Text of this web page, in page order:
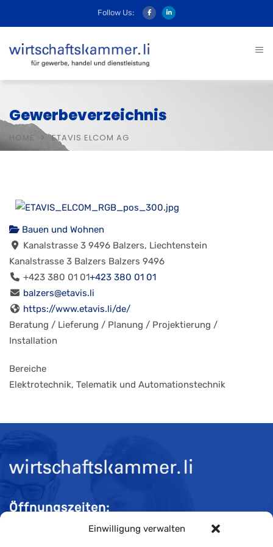
Einwilligung verwalten
Follow Us:
Gewerbeverzeichnis
HOME ETAVIS ELCOM AG
Bauen und Wohnen
Kanalstrasse 3 9496 Balzers, Liechtenstein
Kanalstrasse 3 Balzers Balzers 9496
+423 380 01 01+423 380 01 01
balzers@etavis.li
https://www.etavis.li/de/
Beratung / Lieferung / Planung / Projektierung /
Installation
Bereiche
Elektrotechnik, Telematik und Automationstechnik
Öffnungszeiten:
Mo-Do 08:00 bis 11:30 und 13:30 bis 16:30 Uhr